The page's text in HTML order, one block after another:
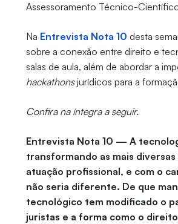
Assessoramento Técnico-
Na Entrevista Nota 10 desta
sobre a conexão entre direito e
salas de aula, além de abordar a
hackathonsjurídicos para a
Confira na íntegra a seguir.
Entrevista Nota 10 — A
transformando as mais diversas
atuação profissional, e com o
não seria diferente. De que
tecnológico tem modificado o
juristas e a forma como o